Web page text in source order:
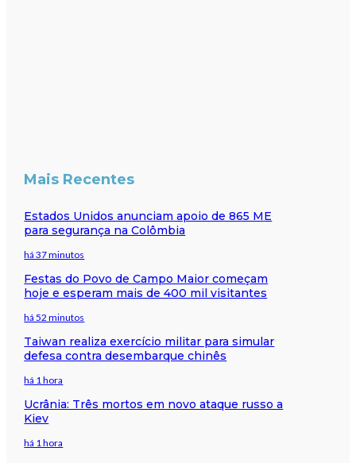
Mais Recentes
Estados Unidos anunciam apoio de 865 ME
para segurança na Colômbia
há 37 minutos
Festas do Povo de Campo Maior começam
hoje e esperam mais de 400 mil visitantes
há 52 minutos
Taiwan realiza exercício militar para simular
defesa contra desembarque chinês
há 1 hora
Ucrânia: Três mortos em novo ataque russo a
Kiev
há 1 hora